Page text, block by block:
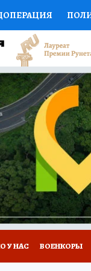
СПОРТ
НА СПОРТ
ТЕСТЫ НОВОЕ
У НАС ВОЕНКОРЫ